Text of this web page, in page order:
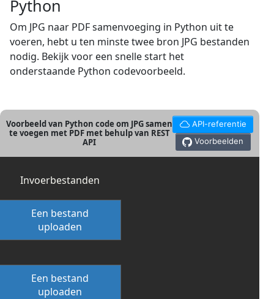
Python
Om JPG naar PDF samenvoeging in Python uit te
voeren, hebt u ten minste twee bron JPG bestanden
nodig. Bekijk voor een snelle start het
onderstaande Python codevoorbeeld.
Voorbeeld van Python code om JPG samen
te voegen met PDF met behulp van REST
API
API-referentie
Voorbeelden
Invoerbestanden
Een bestand
uploaden
Een bestand
uploaden